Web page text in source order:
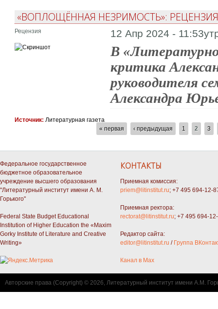
«ВОПЛОЩЁННАЯ НЕЗРИМОСТЬ»:
Рецензия 12 Апр 2024 -
В
критика
руководителя
Александра
Источник: Литературная газета
« первая ‹ предыдущая 1 2 3
Федеральное государственное
бюджетное образовательное
учреждение высшего образования
"Литературный институт имени А. М.
Горького"
Federal State Budget Educational
Institution of Higher Education the «Maxim
Gorky Institute of Literature and Creative
Writing»
КОНТАКТЫ
Приемная комиссия:
priem@litinstitut.ru; +7 495 694-12-
Приемная ректора:
rectorat@litinstitut.ru; +7 495 694-
Редактор сайта:
editor@litinstitut.ru / Группа
Канал в Max
Авторские права (Copyright) © 2026, Литературный институт имени А.М.